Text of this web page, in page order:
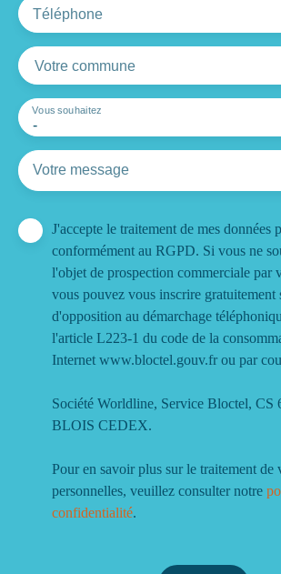
Téléphone
Votre commune
-
Vous souhaitez
Votre message
J'accepte le traitement de mes données
conformément au RGPD. Si vous ne
l'objet de prospection commerciale par
vous pouvez vous inscrire gratuitement
d'opposition au démarchage
l'article L223-1 du code de la
Internet www.bloctel.gouv.fr ou par
Société Worldline, Service Bloctel, CS
BLOIS CEDEX.
Pour en savoir plus sur le traitement de
personnelles, veuillez consulter notre
confidentialité.